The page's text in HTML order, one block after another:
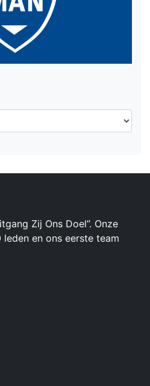
Zij Ons Doel”. Onze
en ons eerste team